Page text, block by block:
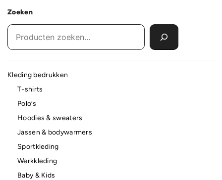
Zoeken
Kleding bedrukken
T-shirts
Polo’s
Hoodies & sweaters
Jassen & bodywarmers
Sportkleding
Werkkleding
Baby & Kids